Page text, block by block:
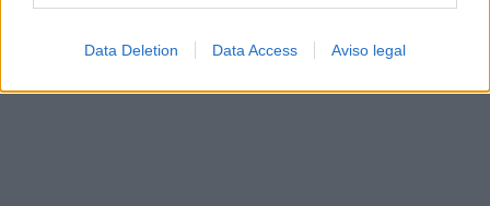
Data Deletion Data Access Aviso legal